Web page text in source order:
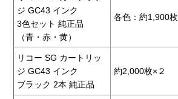
ジ GC43 インク
3色セット 純正品
（青・赤・黄）
各色：約1,900枚
リコー SG カートリッ
ジ GC43 インク
ブラック 2本 純正品
約2,000枚×２